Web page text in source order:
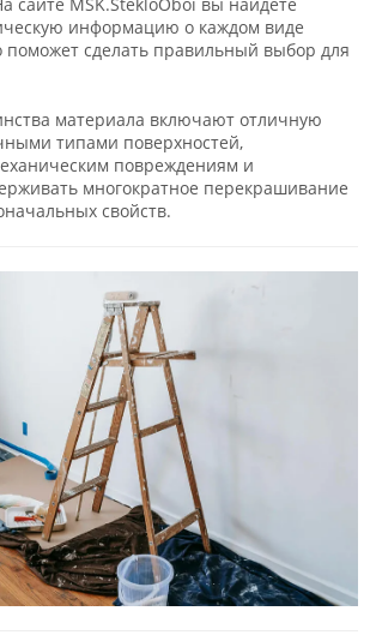
сайте MSK.StekloOboi вы найдете
информацию о каждом виде
поможет сделать правильный выбор для
материала включают отличную
типами поверхностей,
повреждениям и
многократное перекрашивание
свойств.